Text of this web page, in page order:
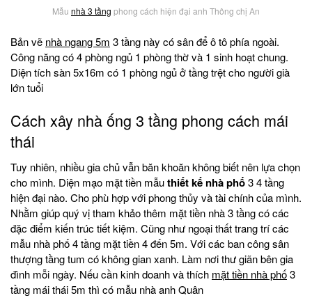
Mẫu nhà 3 tầng phong cách hiện đại anh Thông chị An
Bản vẽ nhà ngang 5m 3 tầng này có sân để ô tô phía ngoài.
Công năng có 4 phòng ngủ 1 phòng thờ và 1 sinh hoạt chung.
Diện tích sàn 5x16m có 1 phòng ngủ ở tầng trệt cho người già
lớn tuổi
Cách xây nhà ống 3 tầng phong cách mái
thái
Tuy nhiên, nhiều gia chủ vẫn băn khoăn không biết nên lựa chọn
cho mình. Diện mạo mặt tiền mẫuthiết kế nhà phố3 4 tầng
hiện đại nào. Cho phù hợp với phong thủy và tài chính của mình.
Nhằm giúp quý vị tham khảo thêm mặt tiền nhà 3 tầng có các
đặc điểm kiến trúc tiết kiệm. Cũng như ngoại thất trang trí các
mẫu nhà phố 4 tầng mặt tiền 4 đến 5m. Với các ban công sân
thượng tầng tum có không gian xanh. Làm nơi thư giãn bên gia
đình mỗi ngày. Nếu cần kinh doanh và thích mặt tiền nhà phố3
tầng mái thái 5m thì có mẫu nhà anh Quân